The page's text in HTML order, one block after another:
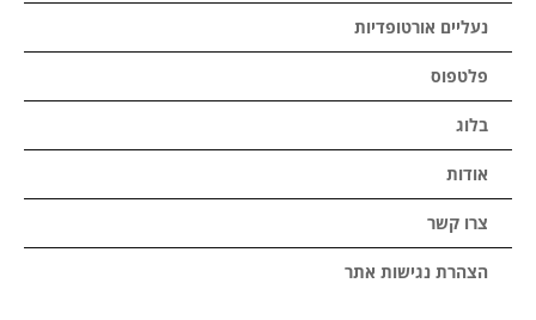
נעליים אורטופדיות
פלטפוס
בלוג
אודות
צרו קשר
הצהרת נגישות אתר